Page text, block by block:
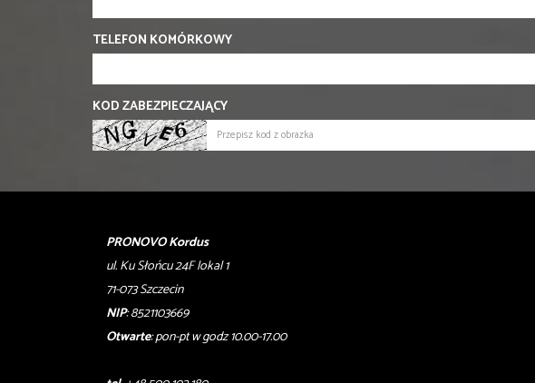
TELEFON KOMÓRKOWY
KOD ZABEZPIECZAJĄCY
PRONOVO Kordus
ul. Ku Słońcu 24F lokal 1
71-073 Szczecin
NIP: 8521103669
Otwarte: pon-pt w godz 10.00-17.00